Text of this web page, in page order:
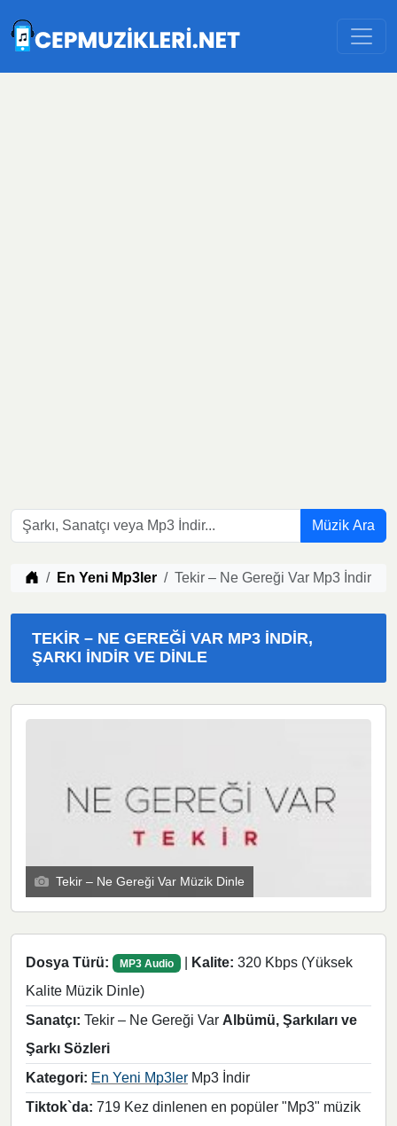
Müzik Ara
Müzik indir
En Yeni Mp3ler Tekir – Ne Gereği Var Mp3 İndir
TEKIR – NE GEREĞI VAR MP3 İNDIR,
ŞARKI İNDIR VE DINLE
Tekir – Ne Gereği Var Müzik Dinle
Dosya Türü: MP3 Audio | Kalite: 320 Kbps (Yüksek
Kalite Müzik Dinle)
Sanatçı: Tekir – Ne Gereği Var Albümü, Şarkıları ve
Şarkı Sözleri
Kategori: En Yeni Mp3ler Mp3 İndir
Tiktok`da: 719 Kez dinlenen en popüler "Mp3" müzik